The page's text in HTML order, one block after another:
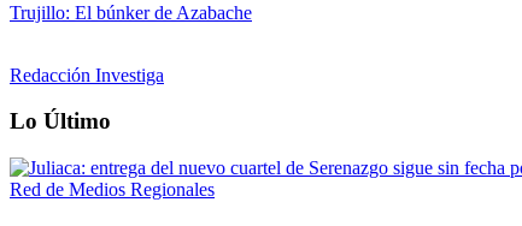
Trujillo: El búnker de Azabache
Redacción Investiga
Lo Último
Red de Medios Regionales